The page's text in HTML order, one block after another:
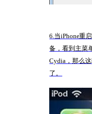
6.当iPhone重
备，看到主菜
Cydia，那么
了。